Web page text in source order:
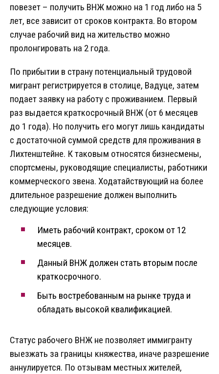
повезет – получить ВНЖ можно на 1 год либо на 5
лет, все зависит от сроков контракта. Во втором
случае рабочий вид на жительство можно
пролонгировать на 2 года.
По прибытии в страну потенциальный трудовой
мигрант регистрируется в столице, Вадуце, затем
подает заявку на работу с проживанием. Первый
раз выдается краткосрочный ВНЖ (от 6 месяцев
до 1 года). Но получить его могут лишь кандидаты
с достаточной суммой средств для проживания в
Лихтенштейне. К таковым относятся бизнесмены,
спортсмены, руководящие специалисты, работники
коммерческого звена. Ходатайствующий на более
длительное разрешение должен выполнить
следующие условия:
Иметь рабочий контракт, сроком от 12
месяцев.
Данный ВНЖ должен стать вторым после
краткосрочного.
Быть востребованным на рынке труда и
обладать высокой квалификацией.
Статус рабочего ВНЖ не позволяет иммигранту
выезжать за границы княжества, иначе разрешение
аннулируется. По отзывам местных жителей,